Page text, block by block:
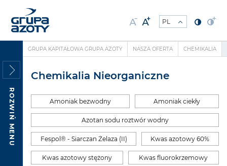
ROZWIŃ MENU
GRUPA KAPITAŁOWA GRUPA AZOTY NASZA OFERTA CHEMIKALIA
Chemikalia Nieorganiczne
Amoniak bezwodny Amoniak ciekły
Azotan sodu roztwór wodny
Fespol® - Siarczan Żelaza (II) Kwas azotowy 60%
Kwas azotowy stężony Kwas fluorokrzemowy